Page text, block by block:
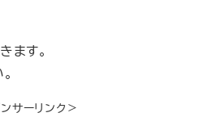
ます。
サーリンク＞